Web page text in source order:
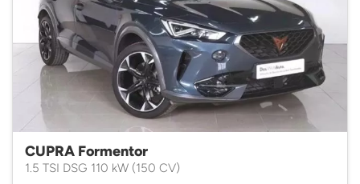
CUPRA Formentor
1.5 TSI DSG 110 kW (150 CV)